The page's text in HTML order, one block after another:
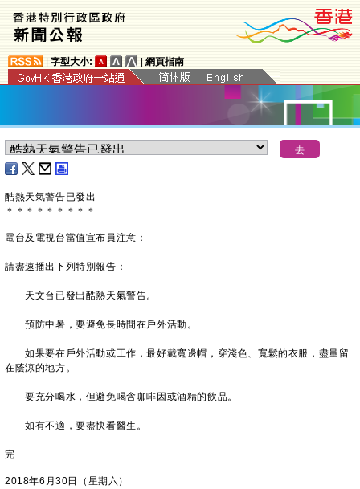
字型大小: 網頁指南
酷熱天氣警告已發出
＊ ＊ ＊ ＊ ＊ ＊ ＊ ＊ ＊
電台及電視台當值宣布員注意：
請盡速播出下列特別報告：
天文台已發出酷熱天氣警告。
預防中暑，要避免長時間在戶外活動。
如果要在戶外活動或工作，最好戴寬邊帽，穿淺色、寬鬆的衣服，盡量留
在蔭涼的地方。
要充分喝水，但避免喝含咖啡因或酒精的飲品。
如有不適，要盡快看醫生。
完
2018年6月30日（星期六）